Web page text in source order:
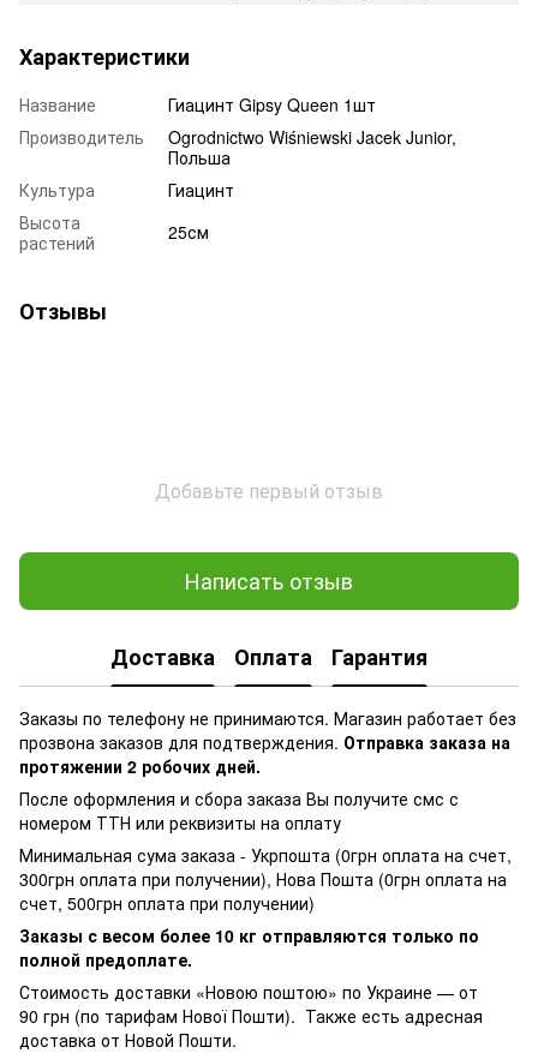
Характеристики
Название
Гиацинт Gipsy Queen 1шт
Производитель
Ogrodnictwo Wiśniewski Jacek Junior,
Польша
Культура
Гиацинт
Высота
растений
25см
Отзывы
Добавьте первый отзыв
Написать отзыв
Доставка Оплата Гарантия
Заказы по телефону не принимаются. Магазин работает без
прозвона заказов для подтверждения. Отправка заказа на
протяжении 2 робочих дней.
После оформления и сбора заказа Вы получите смс с
номером ТТН или реквизиты на оплату
Минимальная сума заказа - Укрпошта (0грн оплата на счет,
300грн оплата при получении), Нова Пошта (0грн оплата на
счет, 500грн оплата при получении)
Заказы с весом более 10 кг отправляются только по
полной предоплате.
Стоимость доставки «Новою поштою» по Украине — от
90 грн (по тарифам Нової Пошти). Также есть адресная
доставка от Новой Пошти.